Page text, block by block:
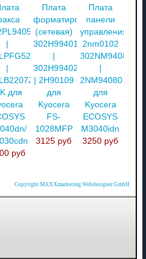
для
руб
Плата
форматирования
(сетевая)
302H994010
302H994020
| 2H90109
для
Kyocera
FS-
1028MFP
3125 руб
Плата
панели
управления
2nm0102
302NM94080
2NM94080
для
Kyocera
ECOSYS
M3040idn
3250 руб
Copyright MAXXmarketing Webdesigner GmbH